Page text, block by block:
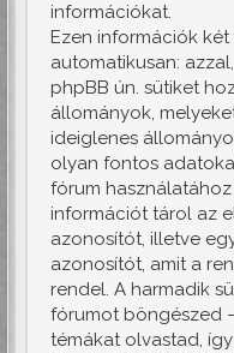
információkat.
Ezen információk
automatikusan:
phpBB ún. sütiket
állományok,
ideiglenes
olyan fontos
fórum
információt tárol az
azonosítót, illetve
azonosítót, amit a
rendel. A harmadik
fórumot böngészed
témákat olvastad,